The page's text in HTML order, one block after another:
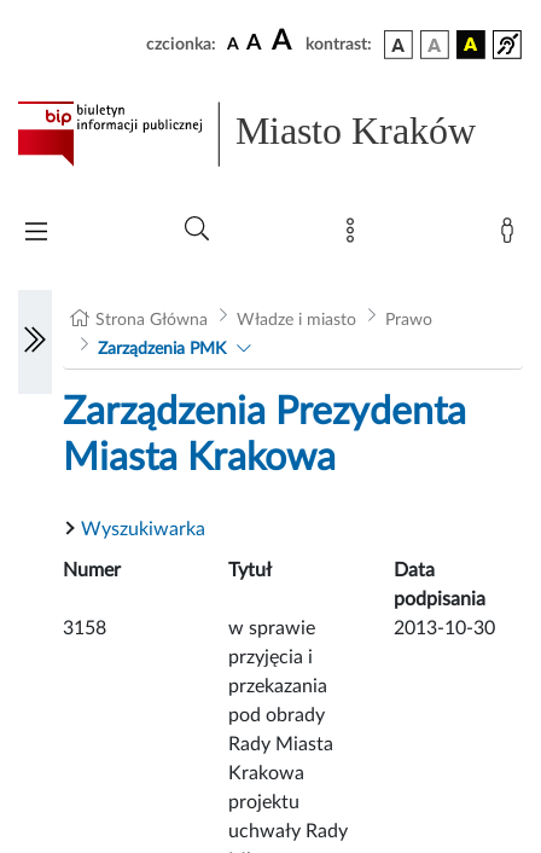
czcionka: A A A kontrast:
Miasto Kraków
Strona Główna Władze i miasto
Prawo
Zarządzenia PMK
Zarządzenia Prezydenta
Miasta Krakowa
Wyszukiwarka
Numer Tytuł
Data
podpisania
3158
w sprawie
przyjęcia i
przekazania
pod obrady
Rady Miasta
Krakowa
projektu
uchwały Rady
2013-10-30